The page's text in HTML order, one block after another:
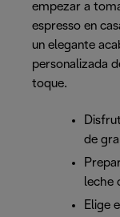
empezar a
espresso en
un elegante
personalizada
toque.
de
leche
Elige